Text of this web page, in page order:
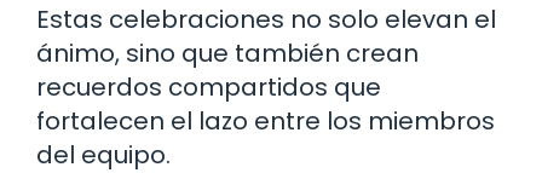
Estas celebraciones no solo elevan el
ánimo, sino que también crean
recuerdos compartidos que
fortalecen el lazo entre los miembros
del equipo.